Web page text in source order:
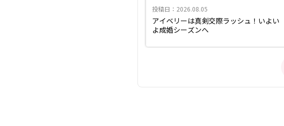
投稿日：2026.08.05
アイベリーは真剣交際ラッシュ！いよい
よ成婚シーズンへ